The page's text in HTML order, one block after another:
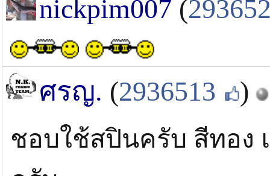
nickpim007 (
ศรญ. (2936513 )
ชอบใช้สปินครับ สีทอง